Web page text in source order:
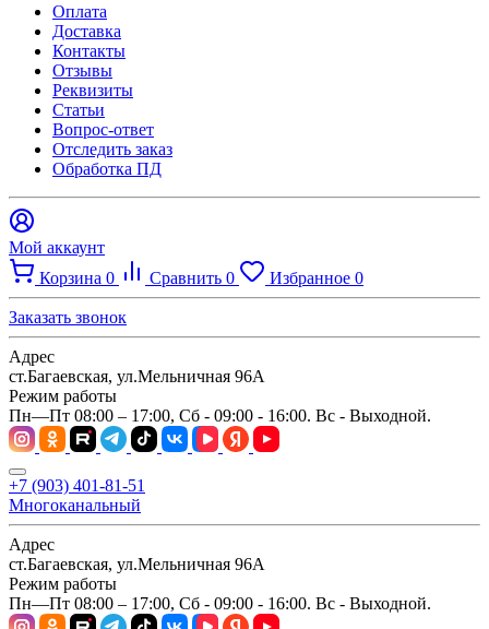
Оплата
Доставка
Контакты
Отзывы
Реквизиты
Статьи
Вопрос-ответ
Отследить заказ
Обработка ПД
Мой аккаунт
Корзина 0 Сравнить 0 Избранное 0
Заказать звонок
Адрес
ст.Багаевская, ул.Мельничная 96А
Режим работы
Пн—Пт 08:00 – 17:00, Сб - 09:00 - 16:00. Вс - Выходной.
+7 (903) 401-81-51
Многоканальный
Адрес
ст.Багаевская, ул.Мельничная 96А
Режим работы
Пн—Пт 08:00 – 17:00, Сб - 09:00 - 16:00. Вс - Выходной.